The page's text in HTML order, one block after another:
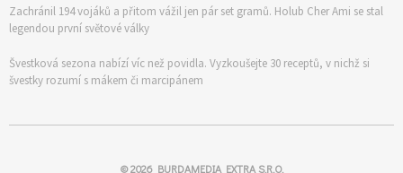
Zachránil 194 vojáků a přitom vážil jen pár set gramů. Holub Cher Ami se stal
legendou první světové války
Švestková sezona nabízí víc než povidla. Vyzkoušejte 30 receptů, v nichž si
švestky rozumí s mákem či marcipánem
© 2026 BURDAMEDIA EXTRA S.R.O.